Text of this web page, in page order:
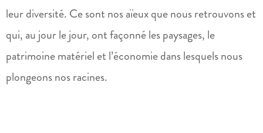
leur diversité. Ce sont nos aïeux que nous retrouvons et
qui, au jour le jour, ont façonné les paysages, le
patrimoine matériel et l’économie dans lesquels nous
plongeons nos racines.